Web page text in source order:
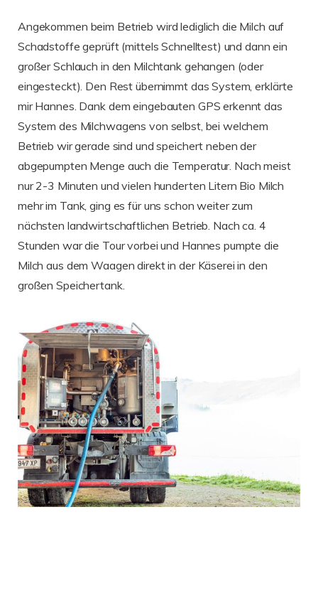
Angekommen beim Betrieb wird lediglich die Milch auf
Schadstoffe geprüft (mittels Schnelltest) und dann ein
großer Schlauch in den Milchtank gehangen (oder
eingesteckt). Den Rest übernimmt das System, erklärte
mir Hannes. Dank dem eingebauten GPS erkennt das
System des Milchwagens von selbst, bei welchem
Betrieb wir gerade sind und speichert neben der
abgepumpten Menge auch die Temperatur. Nach meist
nur 2-3 Minuten und vielen hunderten Litern Bio Milch
mehr im Tank, ging es für uns schon weiter zum
nächsten landwirtschaftlichen Betrieb. Nach ca. 4
Stunden war die Tour vorbei und Hannes pumpte die
Milch aus dem Waagen direkt in der Käserei in den
großen Speichertank.